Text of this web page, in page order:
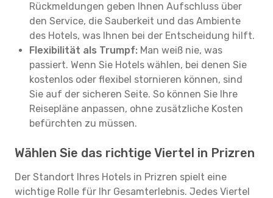
Rückmeldungen geben Ihnen Aufschluss über
den Service, die Sauberkeit und das Ambiente
des Hotels, was Ihnen bei der Entscheidung hilft.
Flexibilität als Trumpf: Man weiß nie, was
passiert. Wenn Sie Hotels wählen, bei denen Sie
kostenlos oder flexibel stornieren können, sind
Sie auf der sicheren Seite. So können Sie Ihre
Reisepläne anpassen, ohne zusätzliche Kosten
befürchten zu müssen.
Wählen Sie das richtige Viertel in Prizren
Der Standort Ihres Hotels in Prizren spielt eine
wichtige Rolle für Ihr Gesamterlebnis. Jedes Viertel